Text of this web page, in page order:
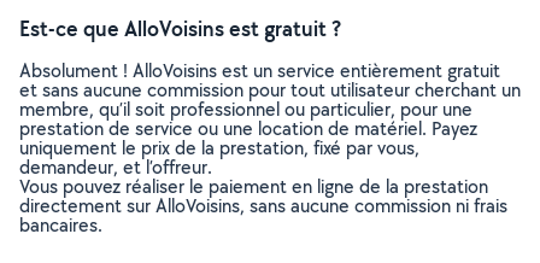
Est-ce que AlloVoisins est gratuit ?
Absolument ! AlloVoisins est un service entièrement gratuit
et sans aucune commission pour tout utilisateur cherchant un
membre, qu’il soit professionnel ou particulier, pour une
prestation de service ou une location de matériel. Payez
uniquement le prix de la prestation, fixé par vous,
demandeur, et l’offreur.
Vous pouvez réaliser le paiement en ligne de la prestation
directement sur AlloVoisins, sans aucune commission ni frais
bancaires.